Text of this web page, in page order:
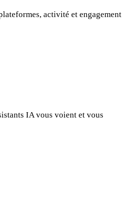
activité et engagement
IA vous voient et vous